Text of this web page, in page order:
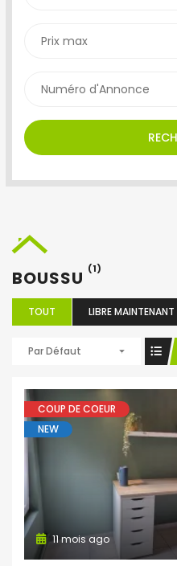
BOUSSU (1)
TOUT LIBRE MAINTENANT
Par Défaut
COUP DE COEUR
NEW
11 mois ago